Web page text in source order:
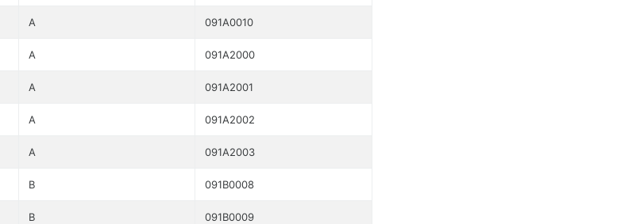
A 091A0010
A 091A2000
A 091A2001
A 091A2002
A 091A2003
B 091B0008
B 091B0009